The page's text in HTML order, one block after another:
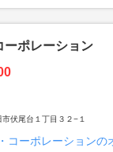
ーポレーション
伏尾台１丁目３２−１
コーポレーションの